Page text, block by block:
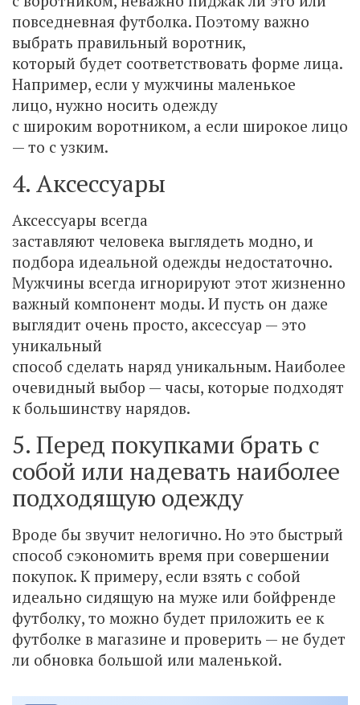
повседневная футболка. Поэтому важно
выбрать правильный воротник,
который будет соответствовать форме лица.
Например, если у мужчины маленькое
лицо, нужно носить одежду
с широким воротником, а если широкое лицо
— то с узким.
4. Аксессуары
Аксессуары всегда
заставляют человека выглядеть модно, и
подбора идеальной одежды недостаточно.
Мужчины всегда игнорируют этот жизненно
важный компонент моды. И пусть он даже
выглядит очень просто, аксессуар — это
уникальный
способ сделать наряд уникальным. Наиболее
очевидный выбор — часы, которые подходят
к большинству нарядов.
5. Перед покупками брать с
собой или надевать наиболее
подходящую одежду
Вроде бы звучит нелогично. Но это быстрый
способ сэкономить время при совершении
покупок. К примеру, если взять с собой
идеально сидящую на муже или бойфренде
футболку, то можно будет приложить ее к
футболке в магазине и проверить — не будет
ли обновка большой или маленькой.